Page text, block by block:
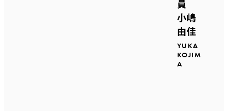
員
小嶋
由佳
YUKA
KOJIM
A